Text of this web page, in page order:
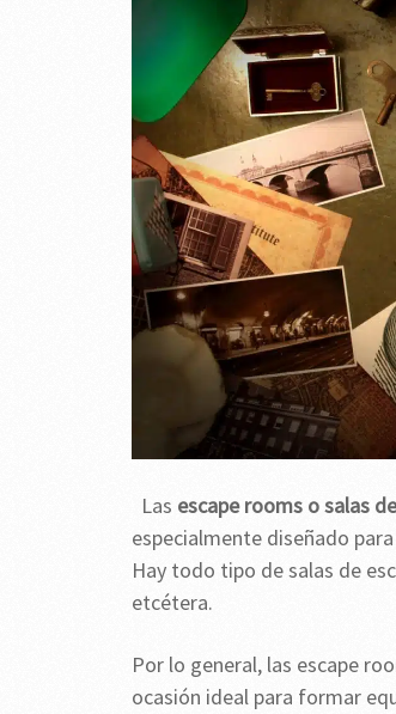
Las escape rooms o salas
especialmente diseñado
Hay todo tipo de salas de
etcétera.
Por lo general, las escape
ocasión ideal para formar